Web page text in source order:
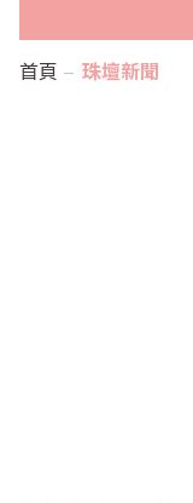
首頁 珠壇新聞